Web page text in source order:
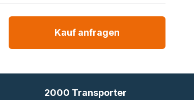
Kauf anfragen
2000 Transporter